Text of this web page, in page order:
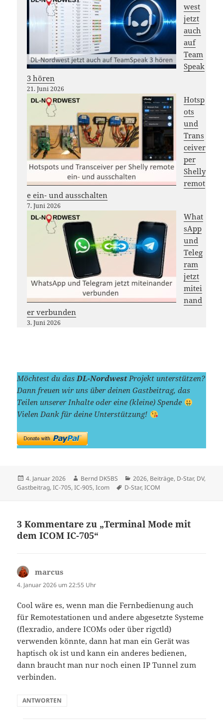
west
jetzt
auch
auf
Team
Speak
3 hören
21. Juni 2026
Hotsp
ots
und
Trans
ceiver
per
Shelly
remot
e ein- und ausschalten
7. Juni 2026
What
sApp
und
Teleg
ram
jetzt
mitei
nand
er verbunden
3. Juni 2026
Möchtest du dasDL-NordwestProjekt unterstützen?
Dann freuen wir uns über deinen Gastbeitrag, das
Teilen unserer Inhalte oder eine (kleine) Spende
Vielen Dank für deine Unterstützung!
Veröffentlicht
am
4. Januar 2026 Autor
Bernd DK5BS Kategorien
2026, Beiträge, D-Star, DV,
Gastbeitrag,IC-705,IC-905,Icom Schlagwörter
D-Star,ICOM
3 Kommentare zu „Terminal Mode mit
dem ICOM IC-705“
marcus
4. Januar 2026 um 22:55 Uhr
Cool wäre es, wenn man die Fernbedienung auch
für Remotestationen und andere abgesetzte Systeme
(flexradio, andere ICOMs oder über rigctld)
verwenden könnte, dann hat man ein Gerät was
haptisch ok ist und kann ein anderes bedienen,
dann braucht man nur noch einen IP Tunnel zum
verbinden.
ANTWORTEN